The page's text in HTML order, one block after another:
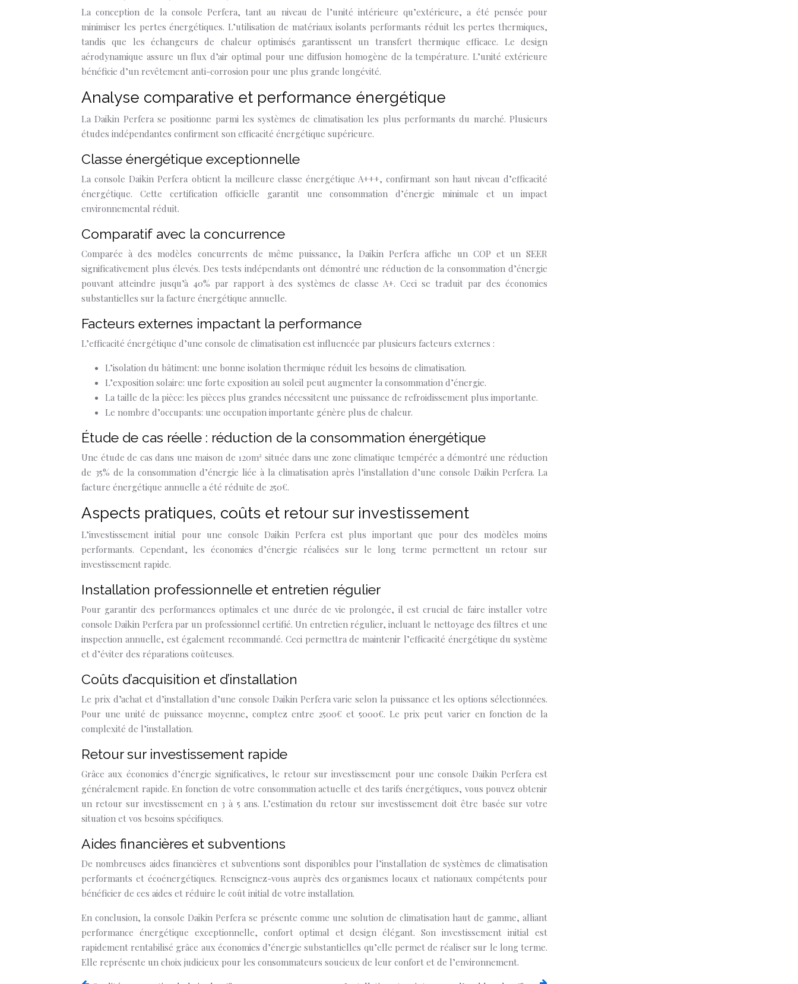
La conception de la console Perfera, tant au niveau de l’unité intérieure qu’extérieure, a été pensée pour
minimiser les pertes énergétiques. L’utilisation de matériaux isolants performants réduit les pertes thermiques,
tandis que les échangeurs de chaleur optimisés garantissent un transfert thermique efficace. Le design
aérodynamique assure un flux d’air optimal pour une diffusion homogène de la température. L’unité extérieure
bénéficie d’un revêtement anti-corrosion pour une plus grande longévité.
Analyse comparative et performance énergétique
La Daikin Perfera se positionne parmi les systèmes de climatisation les plus performants du marché. Plusieurs
études indépendantes confirment son efficacité énergétique supérieure.
Classe énergétique exceptionnelle
La console Daikin Perfera obtient la meilleure classe énergétique A+++, confirmant son haut niveau d’efficacité
énergétique. Cette certification officielle garantit une consommation d’énergie minimale et un impact
environnemental réduit.
Comparatif avec la concurrence
Comparée à des modèles concurrents de même puissance, la Daikin Perfera affiche un COP et un SEER
significativement plus élevés. Des tests indépendants ont démontré une réduction de la consommation d’énergie
pouvant atteindre jusqu’à 40% par rapport à des systèmes de classe A+. Ceci se traduit par des économies
substantielles sur la facture énergétique annuelle.
Facteurs externes impactant la performance
L’efficacité énergétique d’une console de climatisation est influencée par plusieurs facteurs externes :
L’isolation du bâtiment: une bonne isolation thermique réduit les besoins de climatisation.
L’exposition solaire: une forte exposition au soleil peut augmenter la consommation d’énergie.
La taille de la pièce: les pièces plus grandes nécessitent une puissance de refroidissement plus importante.
Le nombre d’occupants: une occupation importante génère plus de chaleur.
Étude de cas réelle : réduction de la consommation énergétique
Une étude de cas dans une maison de 120m² située dans une zone climatique tempérée a démontré une réduction
de 35% de la consommation d’énergie liée à la climatisation après l’installation d’une console Daikin Perfera. La
facture énergétique annuelle a été réduite de 250€.
Aspects pratiques, coûts et retour sur investissement
L’investissement initial pour une console Daikin Perfera est plus important que pour des modèles moins
performants. Cependant, les économies d’énergie réalisées sur le long terme permettent un retour sur
investissement rapide.
Installation professionnelle et entretien régulier
Pour garantir des performances optimales et une durée de vie prolongée, il est crucial de faire installer votre
console Daikin Perfera par un professionnel certifié. Un entretien régulier, incluant le nettoyage des filtres et une
inspection annuelle, est également recommandé. Ceci permettra de maintenir l’efficacité énergétique du système
et d’éviter des réparations coûteuses.
Coûts d’acquisition et d’installation
Le prix d’achat et d’installation d’une console Daikin Perfera varie selon la puissance et les options sélectionnées.
Pour une unité de puissance moyenne, comptez entre 2500€ et 5000€. Le prix peut varier en fonction de la
complexité de l’installation.
Retour sur investissement rapide
Grâce aux économies d’énergie significatives, le retour sur investissement pour une console Daikin Perfera est
généralement rapide. En fonction de votre consommation actuelle et des tarifs énergétiques, vous pouvez obtenir
un retour sur investissement en 3 à 5 ans. L’estimation du retour sur investissement doit être basée sur votre
situation et vos besoins spécifiques.
Aides financières et subventions
De nombreuses aides financières et subventions sont disponibles pour l’installation de systèmes de climatisation
performants et écoénergétiques. Renseignez-vous auprès des organismes locaux et nationaux compétents pour
bénéficier de ces aides et réduire le coût initial de votre installation.
En conclusion, la console Daikin Perfera se présente comme une solution de climatisation haut de gamme, alliant
performance énergétique exceptionnelle, confort optimal et design élégant. Son investissement initial est
rapidement rentabilisé grâce aux économies d’énergie substantielles qu’elle permet de réaliser sur le long terme.
Elle représente un choix judicieux pour les consommateurs soucieux de leur confort et de l’environnement.